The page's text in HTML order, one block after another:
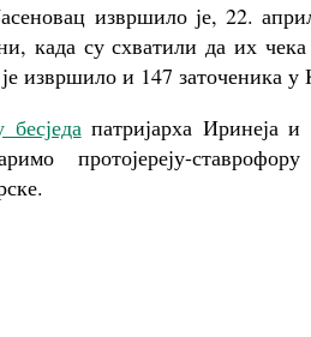
извршило је, 22.
када су схватили да их
извршило и 147 заточеника
бесједапатријарха Иринеја
протојереју-